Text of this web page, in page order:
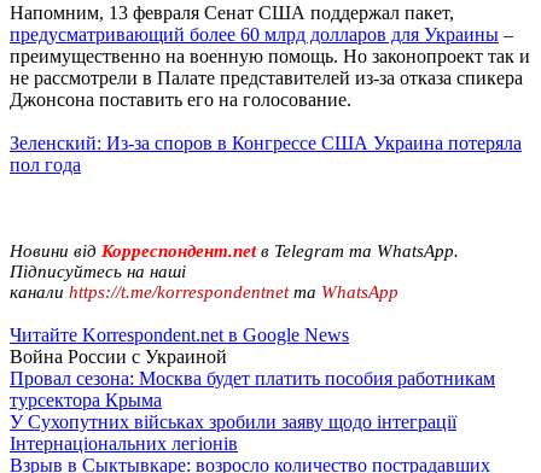
Напомним, 13 февраля Сенат США поддержал пакет,
предусматривающий более 60 млрд долларов для Украины –
преимущественно на военную помощь. Но законопроект так и
не рассмотрели в Палате представителей из-за отказа спикера
Джонсона поставить его на голосование.
Зеленский: Из-за споров в Конгрессе США Украина потеряла
пол года
Новини від Корреспондент.netв Telegram та WhatsApp.
Підписуйтесь на наші
канали https://t.me/korrespondentnetта WhatsApp
Читайте Korrespondent.net в Google News
Война России с Украиной
Провал сезона: Москва будет платить пособия работникам
турсектора Крыма
У Сухопутних військах зробили заяву щодо інтеграції
Інтернаціональних легіонів
Взрыв в Сыктывкаре: возросло количество пострадавших